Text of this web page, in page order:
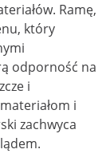
Ramę,
który
odporność na
i
i
zachwyca